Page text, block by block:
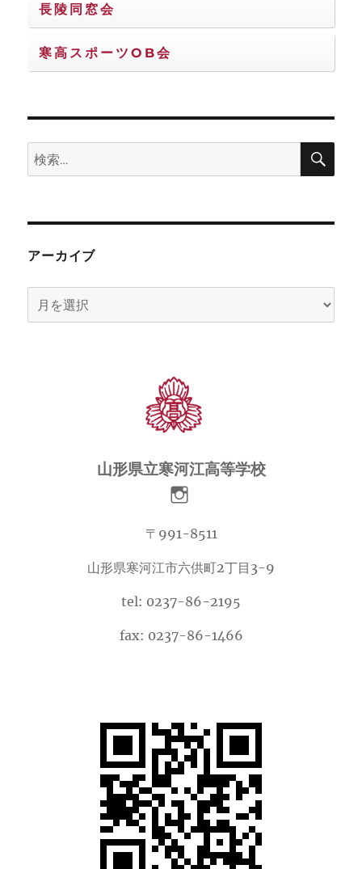
長陵同窓会
寒高スポーツOB会
検
索:
検
アーカイブ
ー
山形県立寒河江高等学校
〒991-8511
山形県寒河江市六供町2丁目3-9
tel: 0237-86-2195
fax: 0237-86-1466